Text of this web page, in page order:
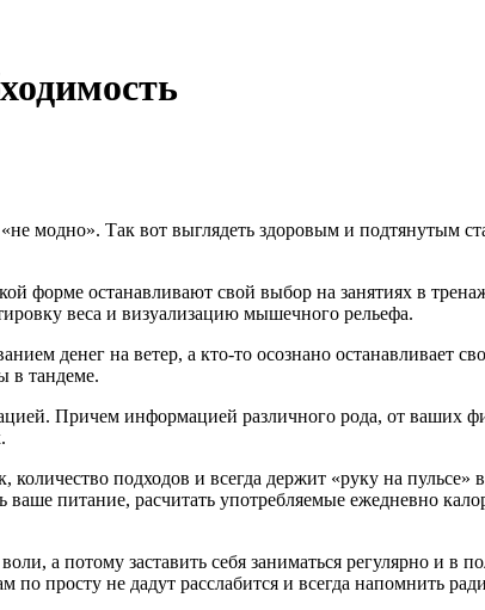
модно». Так вот выглядеть здоровым и подтянутым
форме останавливают свой выбор на занятиях в
веса и визуализацию мышечного рельефа.
денег на ветер, а кто-­то осознано
в тандеме.
Причем информацией различного рода, от ваших
подходов и всегда держит «руку на пульсе»
питание, расчитать употребляемые ежедневно
а потому заставить себя заниматься регулярно и
по просту не дадут расслабится и всегда напомнить